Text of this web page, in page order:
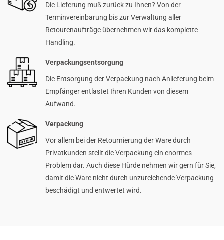
Die Lieferung muß zurück zu Ihnen? Von der
Terminvereinbarung bis zur Verwaltung aller
Retourenaufträge übernehmen wir das komplette
Handling.
Verpackungsentsorgung
Die Entsorgung der Verpackung nach Anlieferung beim
Empfänger entlastet Ihren Kunden von diesem
Aufwand.
Verpackung
Vor allem bei der Retournierung der Ware durch
Privatkunden stellt die Verpackung ein enormes
Problem dar. Auch diese Hürde nehmen wir gern für Sie,
damit die Ware nicht durch unzureichende Verpackung
beschädigt und entwertet wird.